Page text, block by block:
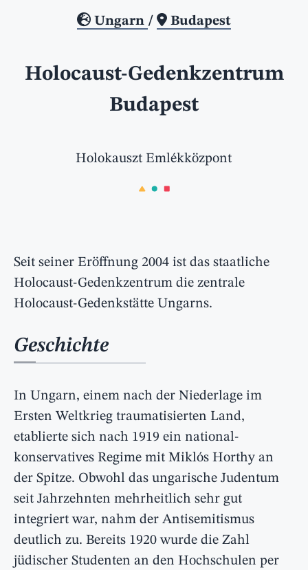
Ungarn / Budapest
Holocaust-Gedenkzentrum
Budapest
Holokauszt Emlékközpont
Seit seiner Eröffnung 2004 ist das staatliche
Holocaust-Gedenkzentrum die zentrale
Holocaust-Gedenkstätte Ungarns.
Geschichte
In Ungarn, einem nach der Niederlage im
Ersten Weltkrieg traumatisierten Land,
etablierte sich nach 1919 ein national-
konservatives Regime mit Miklós Horthy an
der Spitze. Obwohl das ungarische Judentum
seit Jahrzehnten mehrheitlich sehr gut
integriert war, nahm der Antisemitismus
deutlich zu. Bereits 1920 wurde die Zahl
jüdischer Studenten an den Hochschulen per